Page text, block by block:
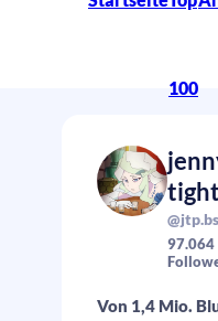
100
97.064
Von 1,4 Mio.